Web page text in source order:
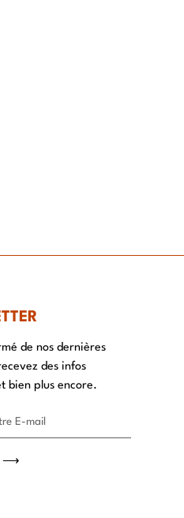
de nos dernières
des infos
bien plus encore.
⟶